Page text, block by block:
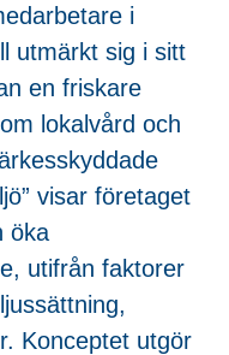
i
utmärkt sig i sitt
en friskare
lokalvård och
visar företaget
öka
utifrån faktorer
Konceptet utgör